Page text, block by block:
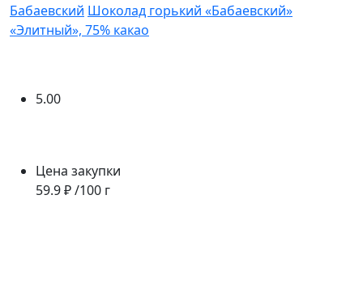
Бабаевский Шоколад горький «Бабаевский»
«Элитный», 75% какао
5.00
Цена закупки
59.9 ₽ /100 г